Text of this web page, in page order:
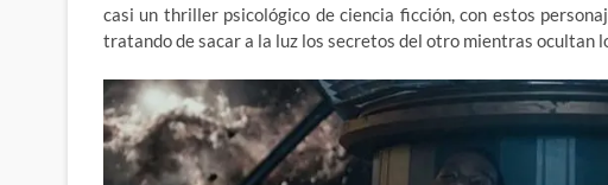
casi un thriller psicológico de ciencia ficción, con estos
tratando de sacar a la luz los secretos del otro mientras ocultan